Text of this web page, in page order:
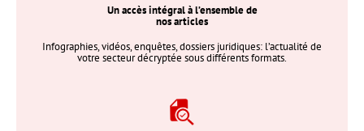
Un accès intégral à l’ensemble de
nos articles
Infographies, vidéos, enquêtes, dossiers juridiques: l’actualité de
votre secteur décryptée sous différents formats.